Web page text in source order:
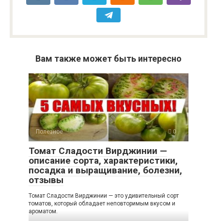
Вам также может быть интересно
Полезное 0
Томат Сладости Вирджинии —
описание сорта, характеристики,
посадка и выращивание, болезни,
отзывы
Томат Сладости Вирджинии — это удивительный сорт
томатов, который обладает неповторимым вкусом и
ароматом.